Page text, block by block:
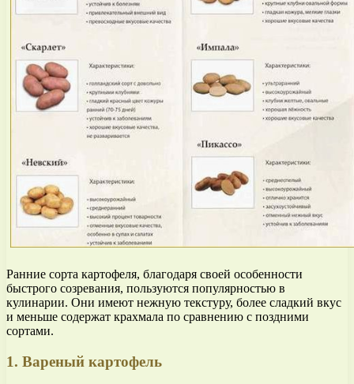
Ранние сорта картофеля, благодаря своей особенности
быстрого созревания, пользуются популярностью в
кулинарии. Они имеют нежную текстуру, более сладкий вкус
и меньше содержат крахмала по сравнению с поздними
сортами.
1. Вареный картофель